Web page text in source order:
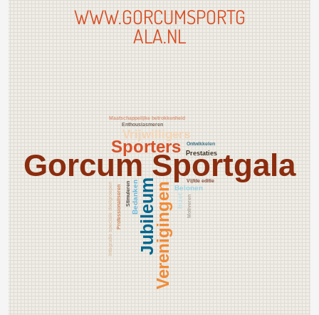
WWW.GORCUMSPORTG
ALA.NL
Gorcum Sportgala
Jubileum
Sporters
Verenigingen
Vrijwilligers
Bedanken Belonen
Inzet
Prestaties
Stimuleren
Enthousiasmeren
Motiveren
Vijfde editie
Professionaliseren
Maatschappelijke betrokkenheid
Integratie speciale doelgroepen
Ontwikkelen